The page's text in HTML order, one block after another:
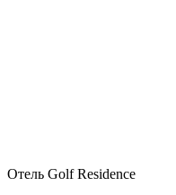
Отель Golf Residence